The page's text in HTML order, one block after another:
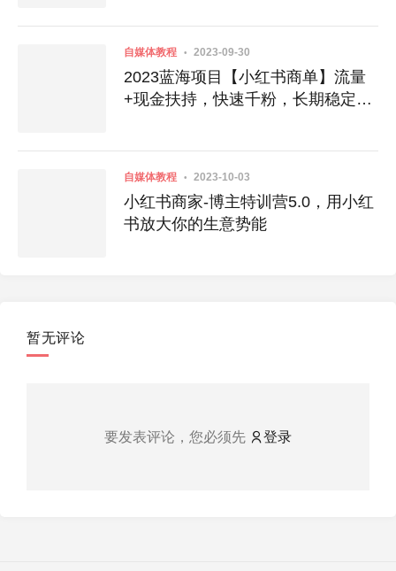
自媒体教程 2023-09-30
2023蓝海项目【小红书商单】流量
+现金扶持，快速千粉，长期稳定，
自媒体教程 2023-10-03
小红书商家-博主特训营5.0，用小红
书放大你的生意势能
暂无评论
要发表评论，您必须先 登录